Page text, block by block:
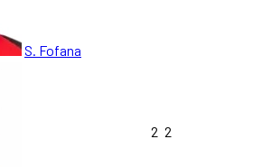
S. Fofana
2 2